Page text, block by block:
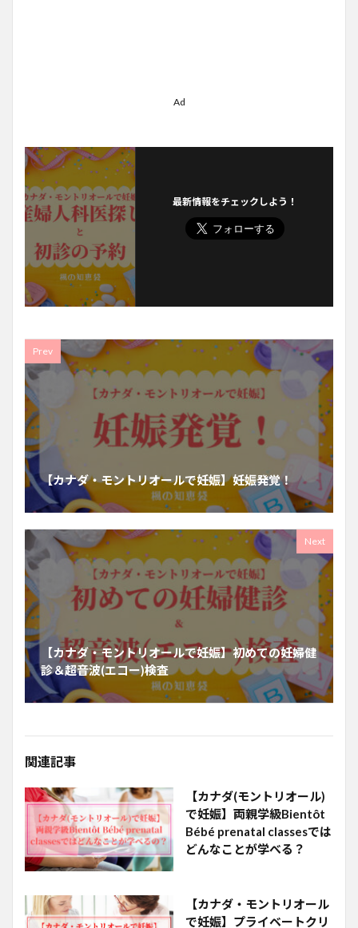
Ad
最新情報をチェックしよう！
Prev
【カナダ・モントリオールで妊娠】妊娠発覚！
Next
【カナダ・モントリオールで妊娠】初めての妊婦健
診＆超音波(エコー)検査
関連記事
【カナダ(モントリオール)
で妊娠】両親学級Bientôt
Bébé prenatal classesでは
どんなことが学べる？
【カナダ・モントリオール
で妊娠】プライベートクリ